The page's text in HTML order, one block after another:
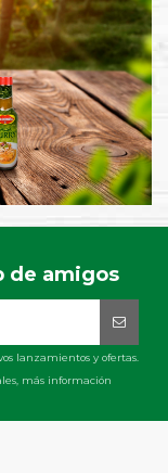
de amigos
lanzamientos y ofertas.
más información